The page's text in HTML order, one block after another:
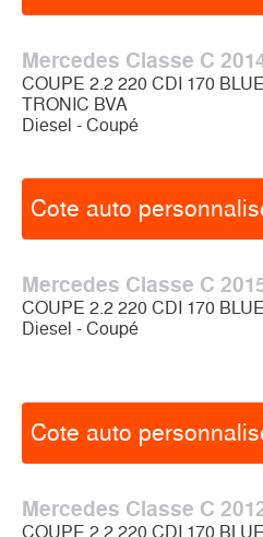
Mercedes Classe C
COUPE 2.2 220 CDI 170
TRONIC BVA
Diesel - Coupé
Cote auto
Mercedes Classe C
COUPE 2.2 220 CDI 170
Diesel - Coupé
Cote auto
Mercedes Classe C
COUPE 2.2 220 CDI 170